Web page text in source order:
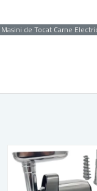
Masini de Tocat Carne